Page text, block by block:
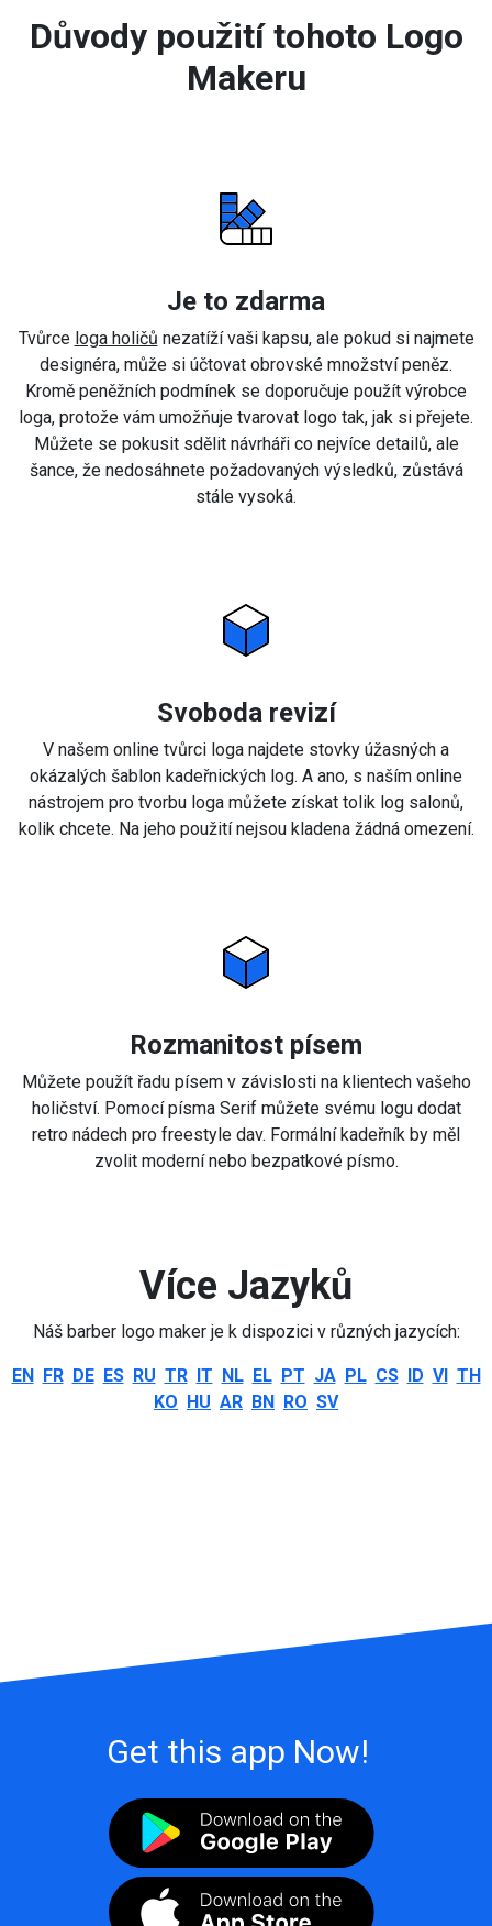
Důvody použití tohoto Logo
Makeru
Je to zdarma
Tvůrce loga holičů nezatíží vaši kapsu, ale pokud si najmete
designéra, může si účtovat obrovské množství peněz.
Kromě peněžních podmínek se doporučuje použít výrobce
loga, protože vám umožňuje tvarovat logo tak, jak si přejete.
Můžete se pokusit sdělit návrháři co nejvíce detailů, ale
šance, že nedosáhnete požadovaných výsledků, zůstává
stále vysoká.
Svoboda revizí
V našem online tvůrci loga najdete stovky úžasných a
okázalých šablon kadeřnických log. A ano, s naším online
nástrojem pro tvorbu loga můžete získat tolik log salonů,
kolik chcete. Na jeho použití nejsou kladena žádná omezení.
Rozmanitost písem
Můžete použít řadu písem v závislosti na klientech vašeho
holičství. Pomocí písma Serif můžete svému logu dodat
retro nádech pro freestyle dav. Formální kadeřník by měl
zvolit moderní nebo bezpatkové písmo.
Více Jazyků
Náš barber logo maker je k dispozici v různých jazycích:
EN FR DE ES RU TR IT NL EL PT JA PL CS ID VI TH
KO HU AR BN RO SV
Get this app Now!